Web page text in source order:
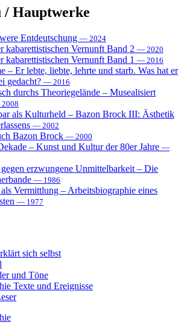
Hauptwerke
Entdeutschung — 2024
kabarettistischen Vernunft Band 2 — 2020
kabarettistischen Vernunft Band 1 — 2016
– Er lebte, liebte, lehrte und starb. Was hat er
gedacht? — 2016
durchs Theoriegelände – Musealisiert
als Kulturheld – Bazon Brock III: Ästhetik
— 2002
Bazon Brock — 2000
– Kunst und Kultur der 80er Jahre —
erzwungene Unmittelbarkeit – Die
— 1986
Vermittlung – Arbeitsbiographie eines
— 1977
sich selbst
und Töne
Texte und Ereignisse